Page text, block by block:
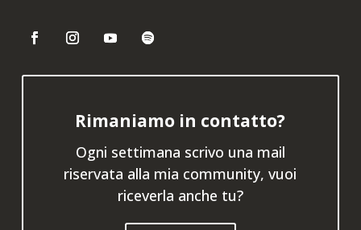
Rimaniamo in contatto?
Ogni settimana scrivo una mail
riservata alla mia community, vuoi
riceverla anche tu?